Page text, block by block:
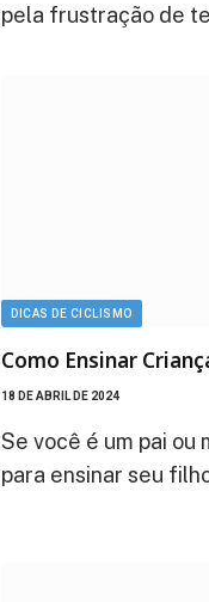
pela frustração de
DICAS DE CICLISMO
Como Ensinar
18 DE ABRIL DE 2024
Se você é um pai ou
para ensinar seu